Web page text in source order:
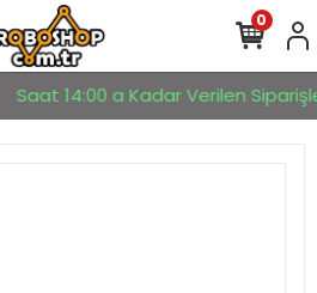
Saat 14:00 a Kadar Verilen
0